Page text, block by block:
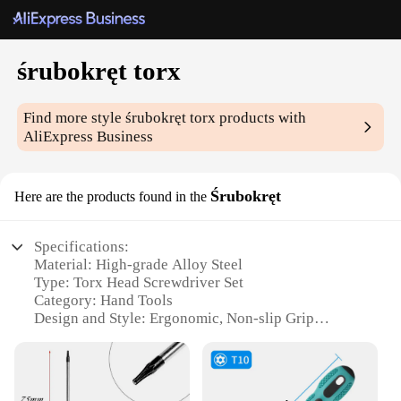
śrubokręt torx
Find more styleśrubokręt torx products with
AliExpress Business
Here are the products found in the Śrubokręt
Specifications:
Material: High-grade Alloy Steel
Type: Torx Head Screwdriver Set
Category: Hand Tools
Design and Style: Ergonomic, Non-slip Grip
DIY Applications
Performance and Property: Durable, High Torque